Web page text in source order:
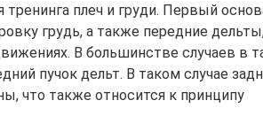
плеч и груди. Первый
грудь, а также передние
В большинстве случаев в
пучок дельт. В таком случае
что также относится к принципу